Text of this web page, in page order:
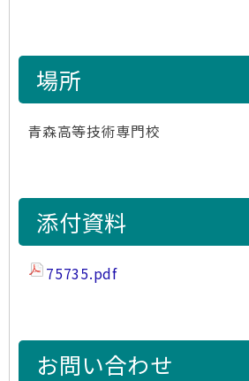
場所
青森高等技術専門校
添付資料
75735.pdf
お問い合わせ